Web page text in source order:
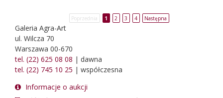
Poprzednia 1 2 3 4 Następna
Galeria Agra-Art
ul. Wilcza 70
Warszawa 00-670
tel. (22) 625 08 08 | dawna
tel. (22) 745 10 25 | współczesna
Informacje o aukcji